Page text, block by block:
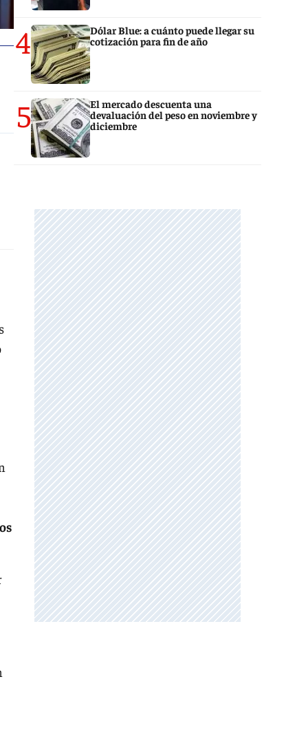
4
Dólar Blue: a cuánto puede llegar su
cotización para fin de año
5
El mercado descuenta una
devaluación del peso en noviembre y
diciembre